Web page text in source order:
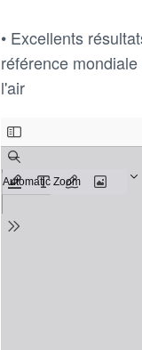
• Excellents
référence
l'air